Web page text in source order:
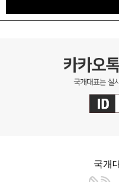
국개